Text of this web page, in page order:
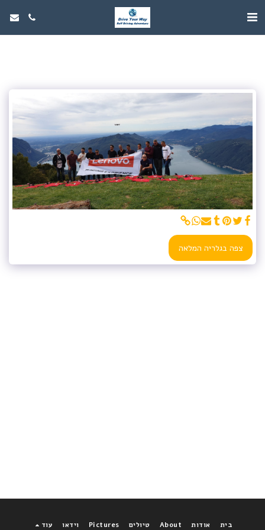
צפה בגלריה המלאה
בית אודות About טיולים Pictures וידאו עוד